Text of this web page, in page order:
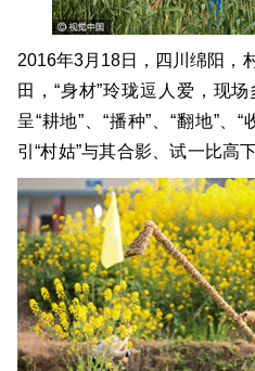
2016年3月18日，四川绵阳，
田，“身材”玲珑逗人爱，现
呈“耕地”、“播种”、“翻地”、
引“村姑”与其合影、试一比高